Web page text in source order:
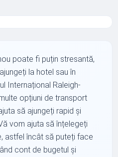
poate fi puțin stresantă,
la hotel sau în
Internațional Raleigh-
opțiuni de transport
să ajungeți rapid și
vom ajuta să înțelegeți
astfel încât să puteți face
cont de bugetul și